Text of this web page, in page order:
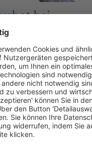
bei
verpflichtet, alles
gefährden